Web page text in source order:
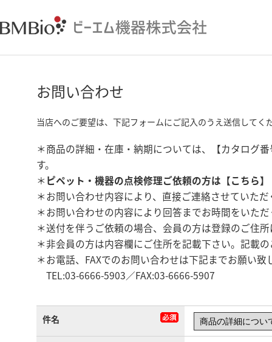
お問い合わせ
当店へのご要望は、下記フォームにご記入のうえ送信してく
＊商品の詳細・在庫・納期については、【カタログ
す。
＊ ピペット・機器の点検修理ご依頼の方は【こちら】
＊お問い合わせ内容により、直接ご連絡させていた
＊お問い合わせの内容により回答までお時間をいた
＊送付を伴うご依頼の場合、会員の方は登録のご住
＊非会員の方は内容欄にご住所を記載下さい。記載
＊お電話、FAXでのお問い合わせは下記までお願い致
TEL:03-6666-5903／FAX:03-6666-5907
件名